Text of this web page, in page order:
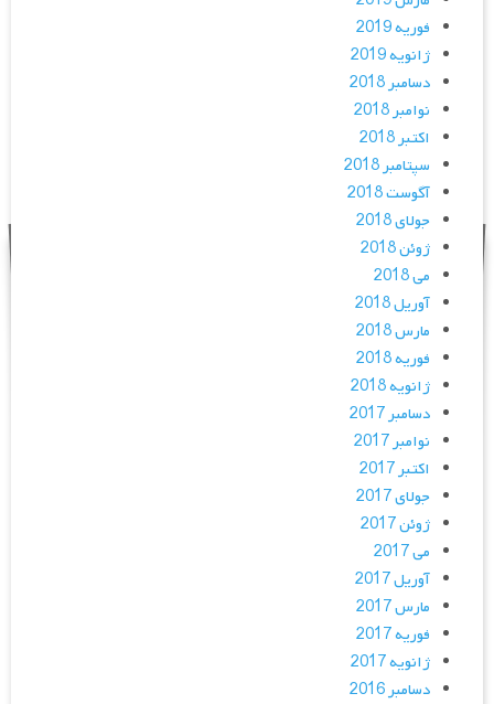
فوریه 2019
ژانویه 2019
دسامبر 2018
نوامبر 2018
اکتبر 2018
سپتامبر 2018
آگوست 2018
جولای 2018
ژوئن 2018
می 2018
آوریل 2018
مارس 2018
فوریه 2018
ژانویه 2018
دسامبر 2017
نوامبر 2017
اکتبر 2017
جولای 2017
ژوئن 2017
می 2017
آوریل 2017
مارس 2017
فوریه 2017
ژانویه 2017
دسامبر 2016